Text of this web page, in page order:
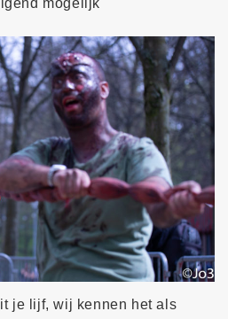
je lijf, wij kennen het als